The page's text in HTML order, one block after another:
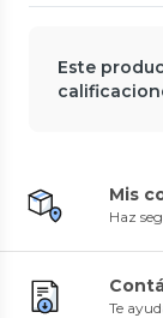
Este
Mis
Haz
Te